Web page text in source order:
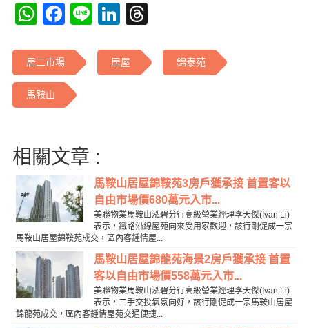
WhatsApp
Facebook
LineLinkedIn
居二市場 居屋 錦泰苑
馬鞍山
相關文章 :
馬鞍山居屋錦鞍苑3房戶獲承接 首置客以
自由市場價680萬元入市...
美聯物業馬鞍山泓碧分行高級營業經理李天傑(Ivan Li)
表示，鐵路沿線屋苑向來受用家歡迎，該行剛促成一宗
馬鞍山居屋錦鞍苑成交，區內客鍾情屋...
馬鞍山居屋錦龍苑海景2房戶獲承接 首置
客以自由市場價558萬元入市...
美聯物業馬鞍山泓碧分行高級營業經理李天傑(Ivan Li)
表示，二手交投氣氛向好，該行剛促成一宗馬鞍山居屋
錦龍苑成交，區內客鍾情屋苑交通便捷...